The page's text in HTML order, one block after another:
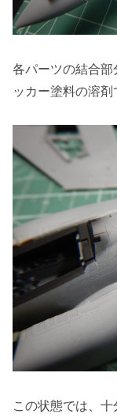
各パーツの結合
ッカー塗料の溶剤
この状態では、